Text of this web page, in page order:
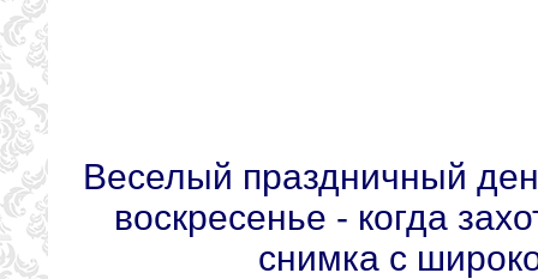
Веселый праздничный
воскресенье - когда
снимка с